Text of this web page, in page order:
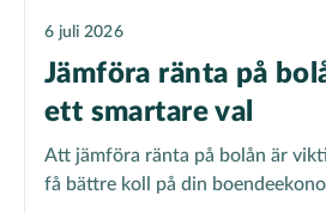
6 juli 2026
Jämföra ränta på
ett smartare val
Att jämföra ränta på bolån är
få bättre koll på din